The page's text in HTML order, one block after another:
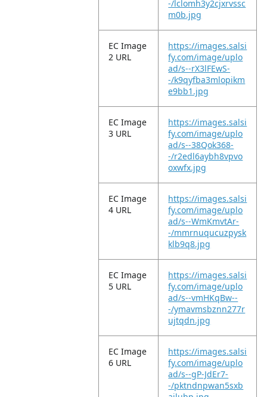
-/lclomh3y2cjxrvssc
m0b.jpg
EC Image
2 URL
https://images.salsi
fy.com/image/uplo
ad/s--rX3lFEwS-
-/k9qyfba3mlopikm
e9bb1.jpg
EC Image
3 URL
https://images.salsi
fy.com/image/uplo
ad/s--38Qok368-
-/r2edl6aybh8vpvo
oxwfx.jpg
EC Image
4 URL
https://images.salsi
fy.com/image/uplo
ad/s--WmKmvtAr-
-/mmrnuqucuzpysk
klb9q8.jpg
EC Image
5 URL
https://images.salsi
fy.com/image/uplo
ad/s--vmHKqBw--
-/ymavmsbznn277r
ujtqdn.jpg
EC Image
6 URL
https://images.salsi
fy.com/image/uplo
ad/s--gP-JdEr7-
-/pktndnpwan5sxb